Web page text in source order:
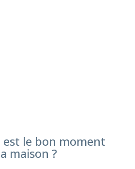
est le bon moment
maison ?